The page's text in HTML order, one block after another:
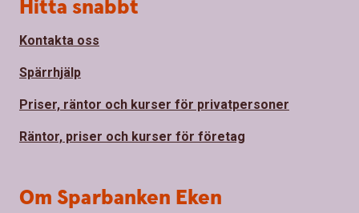
Hitta snabbt
Kontakta oss
Spärrhjälp
Priser, räntor och kurser för privatpersoner
Räntor, priser och kurser för företag
Om Sparbanken Eken